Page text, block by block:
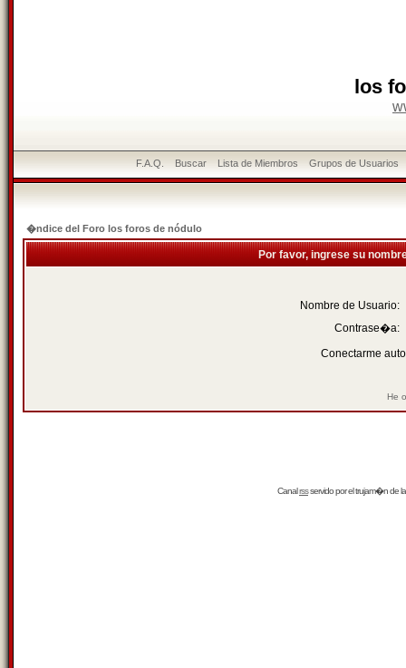
los
F.A.Q. Buscar Lista de Miembros Grupos de Usuarios
�ndice del Foro los foros de nódulo
Por favor, ingrese su
Nombre de Usuario:
Contrase�a:
Conectarme
He
Canalrssservido por eltrujam�nde